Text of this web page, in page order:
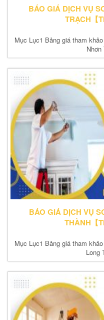
BÁO GIÁ DỊCH VỤ
TRẠCH【
Mục Lục1 Bảng giá tham
Nhơn
BÁO GIÁ DỊCH VỤ
THÀNH【
Mục Lục1 Bảng giá tham
Long